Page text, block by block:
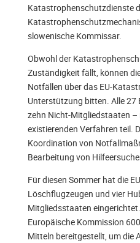
Katastrophenschutzdienste
slowenische Kommissar.
Obwohl der
Zuständigkeit fällt, können
Notfällen über das EU-
Unterstützung bitten. Alle 27
zehn Nicht-Mitgliedstaaten –
existierenden Verfahren teil.
Koordination von
Bearbeitung von
Für diesen Sommer hat die
Löschflugzeugen und vier
Mitgliedsstaaten
Europäische Kommission
Mitteln bereitgestellt, um die